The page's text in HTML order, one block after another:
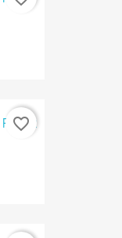
favorite_border